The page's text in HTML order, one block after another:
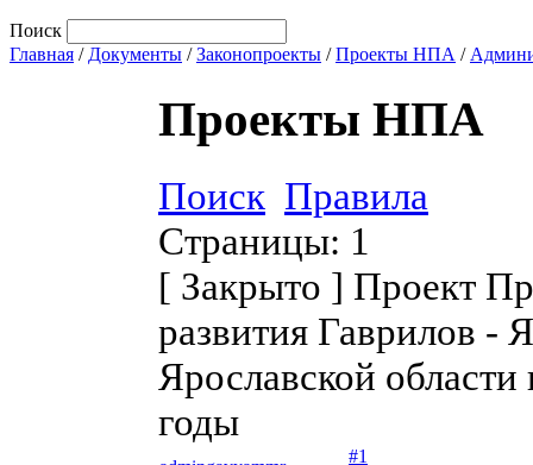
Поиск
Главная / Документы /Законопроекты /Проекты НПА /
Проекты НПА
Поиск Правила
Страницы: 1
[ Закрыто ] Проект
развития Гаврилов -
Ярославской
годы
#1